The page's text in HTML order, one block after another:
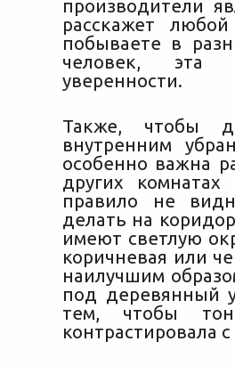
производители
расскажет
побываете в
человек, эта
уверенности.
Также, чтобы
внутренним
особенно важна
других
правило не
делать на
имеют светлую
коричневая или
наилучшим
под деревянный
тем, чтобы
контрастировала